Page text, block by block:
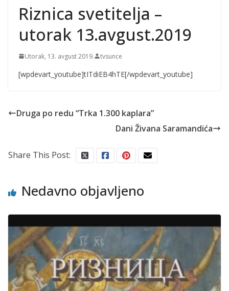
najmoćnijih evropskih
vojski; Žene vređaju,
napadaju i siluju
Riznica svetitelja –
utorak 13.avgust.2019
Utorak, 13. avgust 2019. tvsunce
[wpdevart_youtube]tITdiEB4hTE[/wpdevart_youtube]
Druga po redu “Trka 1.300 kaplara”
Dani Živana Saramandića
Share This Post:
Nedavno objavljeno